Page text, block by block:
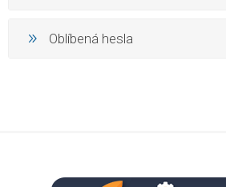
Oblíbená hesla